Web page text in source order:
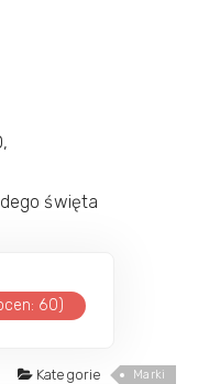
święta
60)
Kategorie Marki